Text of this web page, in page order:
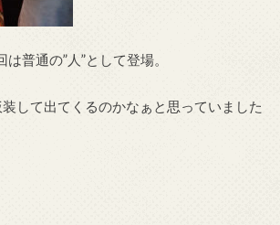
普通の”人”として登場。
して出てくるのかなぁと思っていました